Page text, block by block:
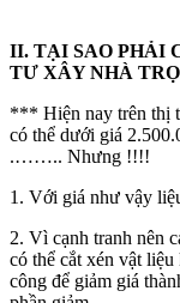
II. TẠI SAO PHẢI
TƯ XÂY NHÀ TRỌ
*** Hiện nay trên thị
có thể dưới giá
.…….. Nhưng !!!!
1. Với giá như vậy
2. Vì cạnh tranh nên
có thể cắt xén vật
công để giảm giá